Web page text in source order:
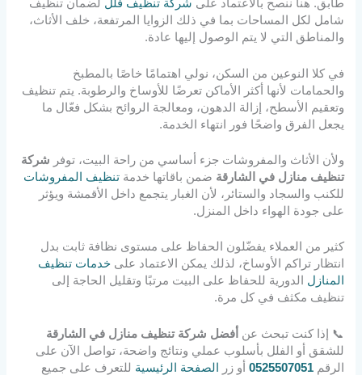
طابق. هنا ننصح بالاعتماد على شركة تنظيف فلل لضمان تنظيف
شامل لكل المساحات بما في ذلك الزوايا المرتفعة، خلف الأثاث،
والمناطق التي لا يتم الوصول إليها عادة.
في كلا النوعين من السكن، نولي اهتمامًا خاصًا بالمطبخ
والحمامات لأنها أكثر الأماكن تعرضًا للأوساخ والرطوبة. يتم تنظيف
وتعقيم الأسطح، إزالة الدهون، ومعالجة الروائح بشكل فعّال ما
يجعل الفرق واضحًا فور انتهاء الخدمة.
ولأن الأثاث والمفروشات جزء أساسي من راحة البيت، توفر شركة
تنظيف منازل في الشارقة ضمن باقاتها خدمةتنظيف المفروشات
للكنب والسجاد والستائر، لأن الغبار يتجمع داخل الأقمشة ويؤثر
على جودة الهواء داخل المنزل.
كثير من العملاء يفضّلون الحفاظ على مستوى نظافة ثابت بدل
انتظار تراكم الأوساخ، لذلك يمكن الاعتماد علىخدمات تنظيف
المنازل الدورية للحفاظ على البيت مرتبًا وتقليل الحاجة إلى
تنظيف مكثف في كل مرة.
📞 إذا كنت تبحث عن أفضل شركة تنظيف منازل في الشارقة
للشقق أو الفلل بأسلوب عملي ونتائج واضحة، تواصل الآن على
الرقم0525507051 أو زر الصفحة الرئيسية للتعرف على جميع